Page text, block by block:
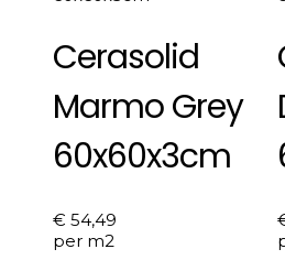
Cerasolid
Marmo Grey
60x60x3cm
€ 54,49
per m2